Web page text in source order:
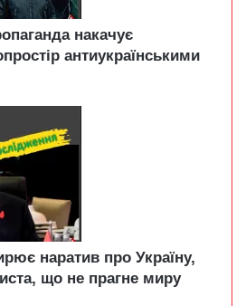
накачує
антиукраїнськими
наратив про Україну,
що не прагне миру